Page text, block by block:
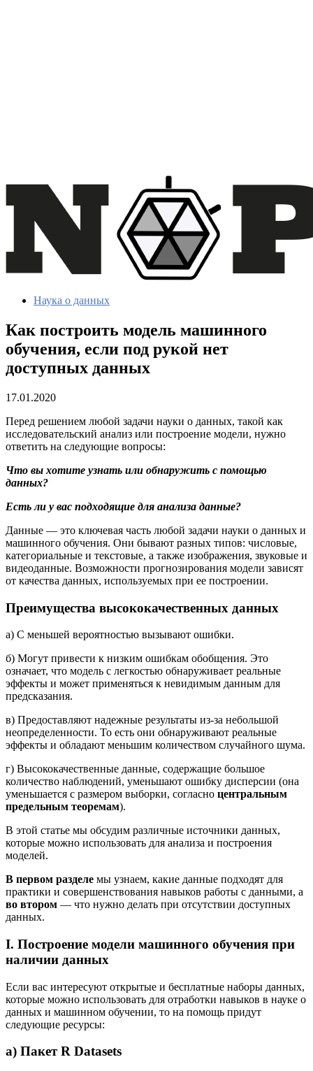
Наука о данных
Как построить модель машинного
обучения, если под рукой нет
доступных данных
17.01.2020
Перед решением любой задачи науки о данных, такой как
исследовательский анализ или построение модели, нужно
ответить на следующие вопросы:
Что вы хотите узнать или обнаружить с помощью
данных?
Есть ли у вас подходящие для анализа данные?
Данные — это ключевая часть любой задачи науки о данных и
машинного обучения. Они бывают разных типов: числовые,
категориальные и текстовые, а также изображения, звуковые и
видеоданные. Возможности прогнозирования модели зависят
от качества данных, используемых при ее построении.
Преимущества высококачественных данных
а) С меньшей вероятностью вызывают ошибки.
б) Могут привести к низким ошибкам обобщения. Это
означает, что модель с легкостью обнаруживает реальные
эффекты и может применяться к невидимым данным для
предсказания.
в) Предоставляют надежные результаты из-за небольшой
неопределенности. То есть они обнаруживают реальные
эффекты и обладают меньшим количеством случайного шума.
г) Высококачественные данные, содержащие большое
количество наблюдений, уменьшают ошибку дисперсии (она
уменьшается с размером выборки, согласно центральным
предельным теоремам).
В этой статье мы обсудим различные источники данных,
которые можно использовать для анализа и построения
моделей.
В первом разделе мы узнаем, какие данные подходят для
практики и совершенствования навыков работы с данными, а
во втором — что нужно делать при отсутствии доступных
данных.
I. Построение модели машинного обучения при
наличии данных
Если вас интересуют открытые и бесплатные наборы данных,
которые можно использовать для отработки навыков в науке о
данных и машинном обучении, то на помощь придут
следующие ресурсы:
а) Пакет R Datasets